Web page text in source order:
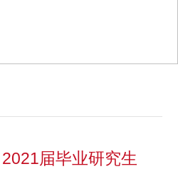
届毕业研究生